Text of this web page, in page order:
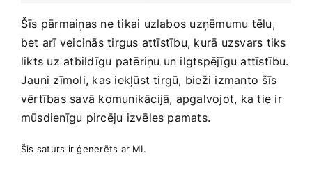
Šīs pārmaiņas ne tikai uzlabos‌ uzņēmumu tēlu,
bet arī veicinās tirgus attīstību,‍ kurā uzsvars tiks
likts uz atbildīgu patēriņu un ilgtspējīgu attīstību.
Jauni ‌zīmoli, kas iekļūst‌ tirgū, bieži izmanto šīs
vērtības savā komunikācijā,​ apgalvojot, ka tie ir‍
mūsdienīgu pircēju izvēles pamats.
Šis saturs ir ģenerēts ar MI.